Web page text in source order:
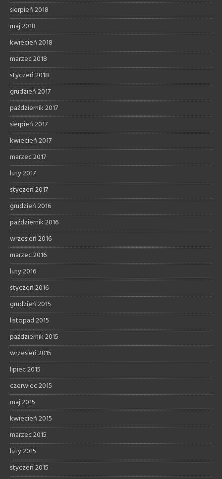
sierpień 2018
maj 2018
kwiecień 2018
marzec 2018
styczeń 2018
grudzień 2017
październik 2017
sierpień 2017
kwiecień 2017
marzec 2017
luty 2017
styczeń 2017
grudzień 2016
październik 2016
wrzesień 2016
marzec 2016
luty 2016
styczeń 2016
grudzień 2015
listopad 2015
październik 2015
wrzesień 2015
lipiec 2015
czerwiec 2015
maj 2015
kwiecień 2015
marzec 2015
luty 2015
styczeń 2015